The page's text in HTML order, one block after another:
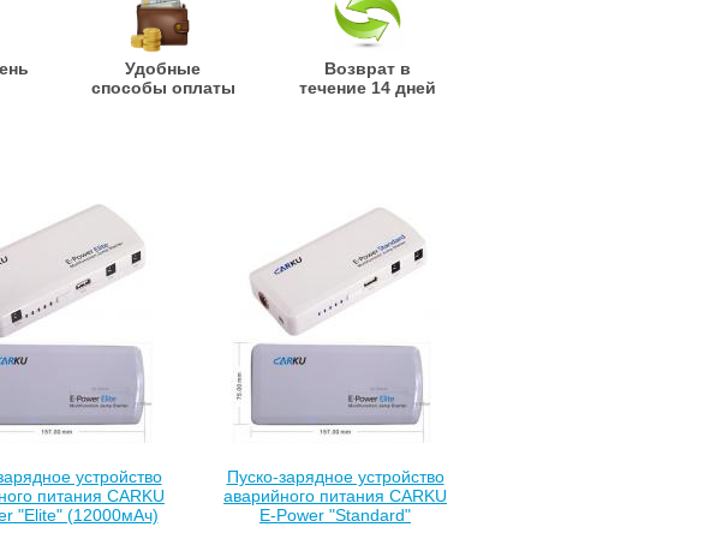
Удобные
способы оплаты
Возврат в
течение 14 дней
устройство
питания CARKU
"Elite" (12000мАч)
Пуско-зарядное устройство
аварийного питания CARKU
E-Power "Standard"